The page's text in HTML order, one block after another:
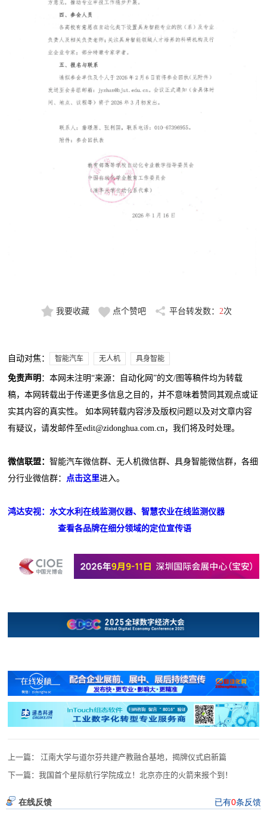
我要收藏 点个赞吧 平台转发数： 2次
自动对焦： 智能汽车 无人机 具身智能
免责声明 ：本网未注明“来源：自动化网”的文/图等稿件均为转载
稿，本网转载出于传递更多信息之目的，并不意味着赞同其观点或证
实其内容的真实性。 如本网转载内容涉及版权问题以及对文章内容
有疑议，请发邮件至edit@zidonghua.com.cn，我们将及时处理。
微信联盟：智能汽车微信群、无人机微信群、具身智能微信群，各细
分行业微信群：
点击这里进入。
鸿达安视：水文水利在线监测仪器、智慧农业在线监测仪器
查看各品牌在细分领域的定位宣传语
上一篇：
江南大学与道尔芬共建产教融合基地，揭牌仪式启新篇
下一篇：我国首个星际航行学院成立！北京亦庄的火箭来报个到！